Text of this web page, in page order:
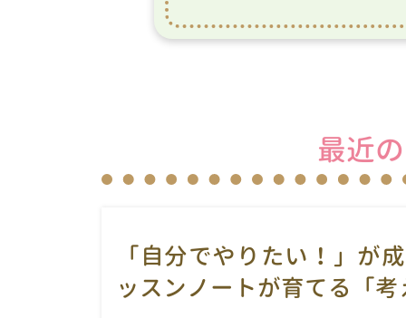
最近
「自分でやりたい！」が
ッスンノートが育てる「